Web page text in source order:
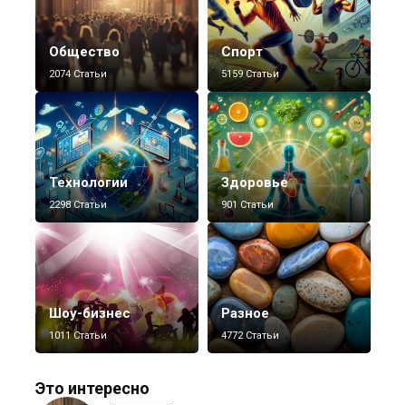
Общество
2074 Статьи
Спорт
5159 Статьи
Технологии
2298 Статьи
Здоровье
901 Статьи
Шоу-бизнес
1011 Статьи
Разное
4772 Статьи
Это интересно